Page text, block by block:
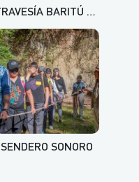
TRAVESÍA BARITÚ 360 – DE LOS ANDES A LAS YUNGAS
SENDERO SONORO